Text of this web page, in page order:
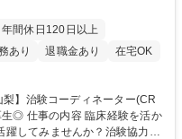
年間休日120日以上
あり 退職金あり
在宅OK
を活か
躍してみませんか？治験協力者